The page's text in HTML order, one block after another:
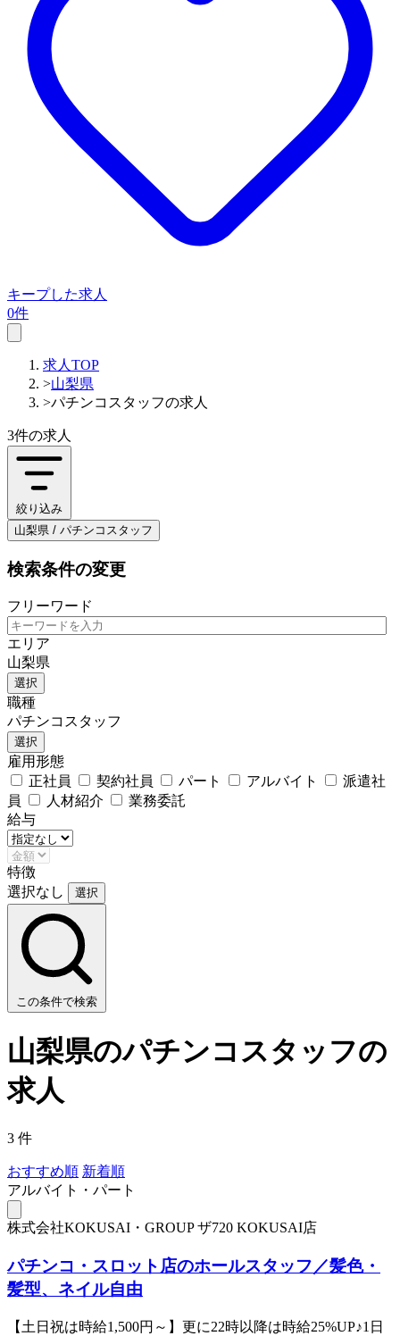
キープした求人
0件
求人TOP
>山梨県
>パチンコスタッフの求人
3件の求人
絞り込み
山梨県 / パチンコスタッフ
検索条件の変更
フリーワード
エリア
山梨県
選択
職種
パチンコスタッフ
選択
雇用形態
正社員
契約社員 パート アルバイト
派遣社
員
人材紹介
業務委託
給与
特徴
選択なし
選択
この条件で検索
山梨県のパチンコスタッフの
求人
3 件
おすすめ順 新着順
アルバイト・パート
株式会社KOKUSAI・GROUP ザ720 KOKUSAI店
パチンコ・スロット店のホールスタッフ／髪色・
髪型、ネイル自由
【土日祝は時給1,500円～】更に22時以降は時給25%UP♪1日